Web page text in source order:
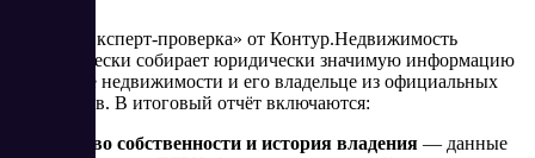
Сервис «Эксперт-проверка» от Контур.Недвижимость
автоматически собирает юридически значимую информацию
об объекте недвижимости и его владельце из официальных
источников. В итоговый отчёт включаются:
Право собственности и история владения — данные